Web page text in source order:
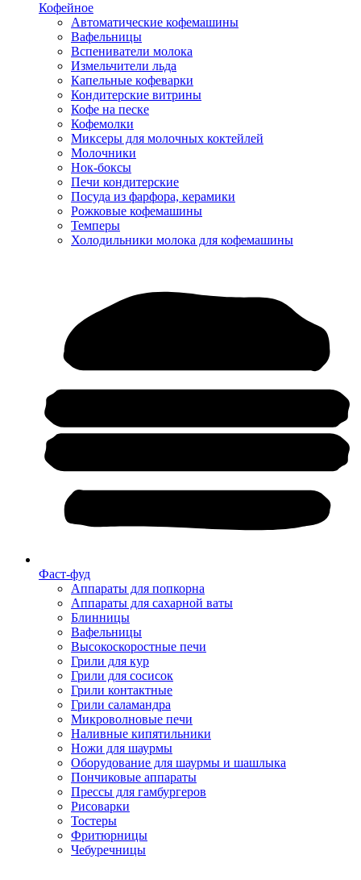
Кофейное
Автоматические кофемашины
Вафельницы
Вспениватели молока
Измельчители льда
Капельные кофеварки
Кондитерские витрины
Кофе на песке
Кофемолки
Миксеры для молочных коктейлей
Молочники
Нок-боксы
Печи кондитерские
Посуда из фарфора, керамики
Рожковые кофемашины
Темперы
Холодильники молока для кофемашины
Фаст-фуд
Аппараты для попкорна
Аппараты для сахарной ваты
Блинницы
Вафельницы
Высокоскоростные печи
Грили для кур
Грили для сосисок
Грили контактные
Грили саламандра
Микроволновые печи
Наливные кипятильники
Ножи для шаурмы
Оборудование для шаурмы и шашлыка
Пончиковые аппараты
Прессы для гамбургеров
Рисоварки
Тостеры
Фритюрницы
Чебуречницы